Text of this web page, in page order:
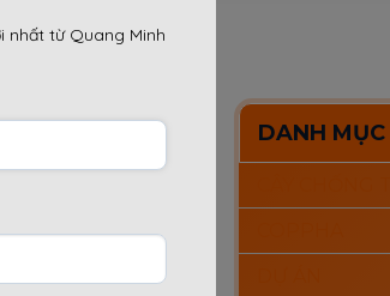
cây chống
và là giải pháp an
DANH MỤC
từ Quang Minh